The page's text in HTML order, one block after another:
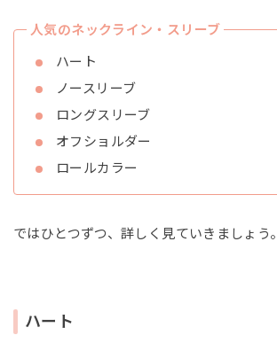
人気のネックライン・スリーブ
ハート
ノースリーブ
ロングスリーブ
オフショルダー
ロールカラー
ではひとつずつ、詳しく見ていきましょう。
ハート